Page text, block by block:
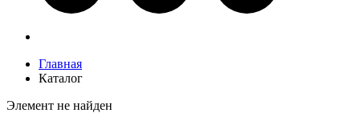
Главная
Каталог
Элемент не найден